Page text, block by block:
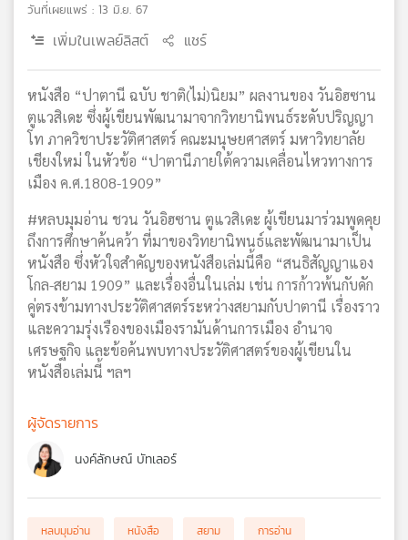
ข่าย
วันที่เผยแพร่ : 13 มิ.ย. 67
เพิ่มในเพลย์ลิสต์ แชร์
หนังสือ “ปาตานี ฉบับ ชาติ(ไม่)นิยม” ผลงานของ วันอิฮซาน
ตูแวสิเดะ ซึ่งผู้เขียนพัฒนามาจากวิทยานิพนธ์ระดับปริญญา
โท ภาควิชาประวัติศาสตร์ คณะมนุษยศาสตร์ มหาวิทยาลัย
เชียงใหม่ ในหัวข้อ “ปาตานีภายใต้ความเคลื่อนไหวทางการ
เมือง ค.ศ.1808-1909”
#หลบมุมอ่าน ชวน วันอิฮซาน ตูแวสิเดะ ผู้เขียนมาร่วมพูดคุย
ถึงการศึกษาค้นคว้า ที่มาของวิทยานิพนธ์และพัฒนามาเป็น
หนังสือ ซึ่งหัวใจสำคัญของหนังสือเล่มนี้คือ “สนธิสัญญาแอง
โกล-สยาม 1909” และเรื่องอื่นในเล่ม เช่น การก้าวพ้นกับดัก
คู่ตรงข้ามทางประวัติศาสตร์ระหว่างสยามกับปาตานี เรื่องราว
และความรุ่งเรืองของเมืองรามันด้านการเมือง อำนาจ
เศรษฐกิจ และข้อค้นพบทางประวัติศาสตร์ของผู้เขียนใน
หนังสือเล่มนี้ ฯลฯ
ผู้จัดรายการ
นงค์ลักษณ์ บัทเลอร์
หลบมุมอ่าน หนังสือ สยาม
การอ่าน